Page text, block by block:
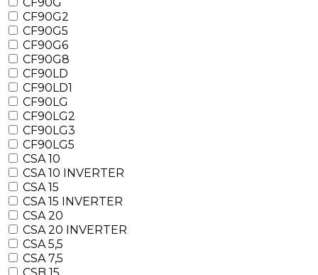
CF90G2
CF90G5
CF90G6
CF90G8
CF90LD
CF90LD1
CF90LG
CF90LG2
CF90LG3
CF90LG5
CSA 10
CSA 10 INVERTER
CSA 15
CSA 15 INVERTER
CSA 20
CSA 20 INVERTER
CSA 5,5
CSA 7,5